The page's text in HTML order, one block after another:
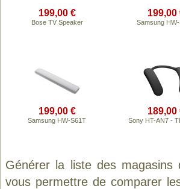
199,00 €
Bose TV Speaker
199,00
Samsung
199,00 €
Samsung HW-S61T
189,00
Sony HT-AN7 -
Générer la liste des
vous permettre de comparer